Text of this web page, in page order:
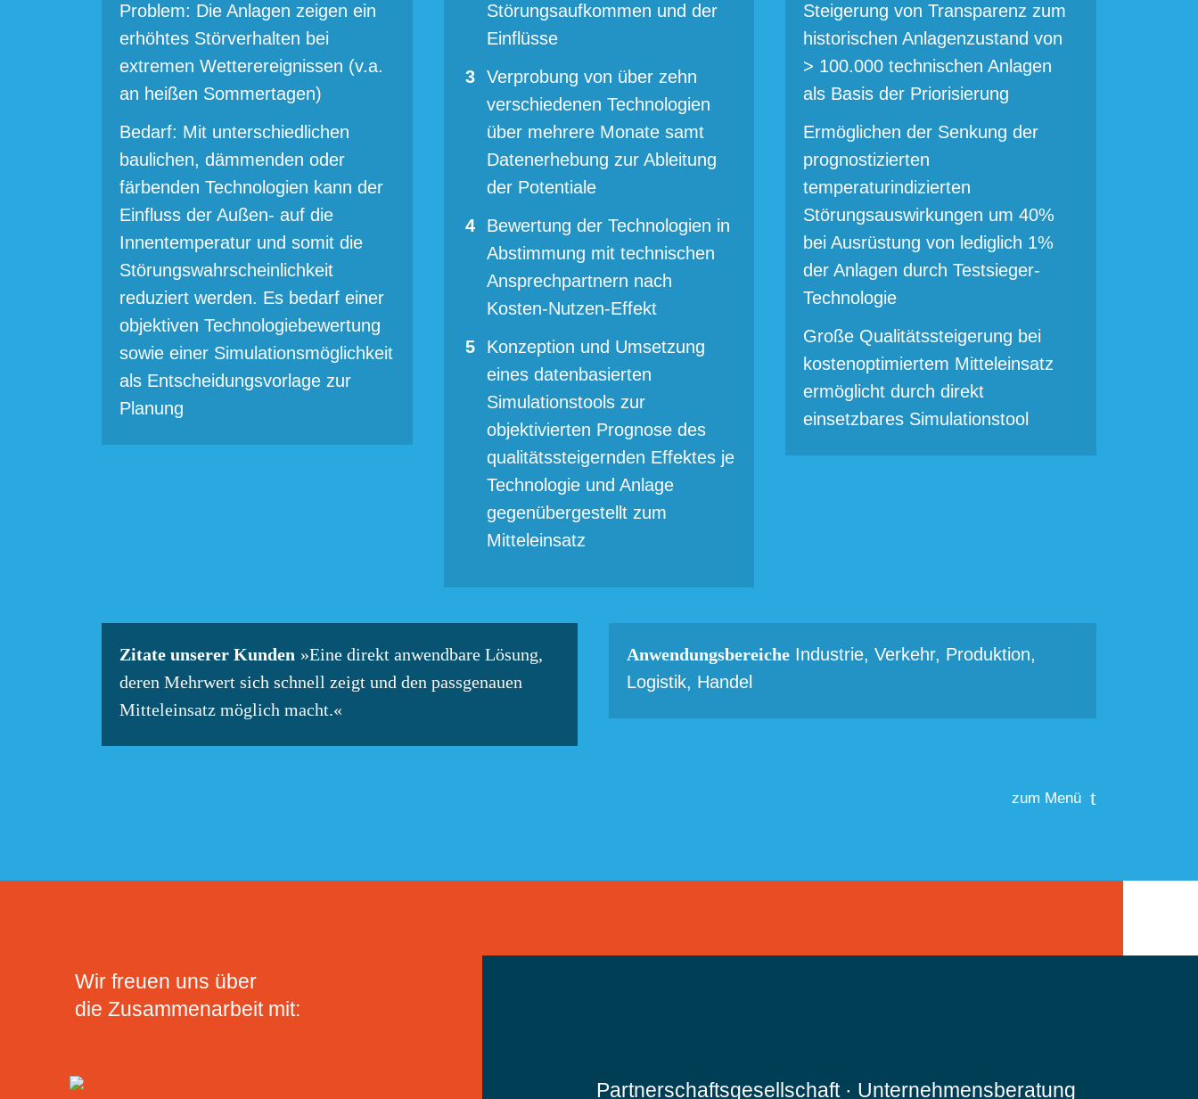
Problem: Die Anlagen zeigen ein
erhöhtes Störverhalten bei
extremen Wetterereignissen (v.a.
an heißen Sommertagen)
Bedarf: Mit unterschiedlichen
baulichen, dämmenden oder
färbenden Technologien kann der
Einfluss der Außen- auf die
Innentemperatur und somit die
Störungswahrscheinlichkeit
reduziert werden. Es bedarf einer
objektiven Technologiebewertung
sowie einer Simulationsmöglichkeit
als Entscheidungsvorlage zur
Planung
Störungsaufkommen und der
Einflüsse
Verprobung von über zehn
verschiedenen Technologien
über mehrere Monate samt
Datenerhebung zur Ableitung
der Potentiale
Bewertung der Technologien in
Abstimmung mit technischen
Ansprechpartnern nach
Kosten-Nutzen-Effekt
Konzeption und Umsetzung
eines datenbasierten
Simulationstools zur
objektivierten Prognose des
qualitätssteigernden Effektes je
Technologie und Anlage
gegenübergestellt zum
Mitteleinsatz
Steigerung von Transparenz zum
historischen Anlagenzustand von
> 100.000 technischen Anlagen
als Basis der Priorisierung
Ermöglichen der Senkung der
prognostizierten
temperaturindizierten
Störungsauswirkungen um 40%
bei Ausrüstung von lediglich 1%
der Anlagen durch Testsieger-
Technologie
Große Qualitätssteigerung bei
kostenoptimiertem Mitteleinsatz
ermöglicht durch direkt
einsetzbares Simulationstool
Zitate unserer Kunden »Eine direkt anwendbare Lösung,
deren Mehrwert sich schnell zeigt und den passgenauen
Mitteleinsatz möglich macht.«
Anwendungsbereiche Industrie, Verkehr, Produktion,
Logistik, Handel
zum Menü
Wir freuen uns über
die Zusammenarbeit mit:
Partnerschaftsgesellschaft · Unternehmensberatung